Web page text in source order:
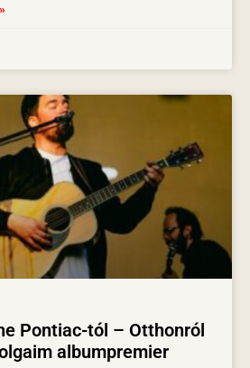
Pontiac-tól – Otthonról
albumpremier